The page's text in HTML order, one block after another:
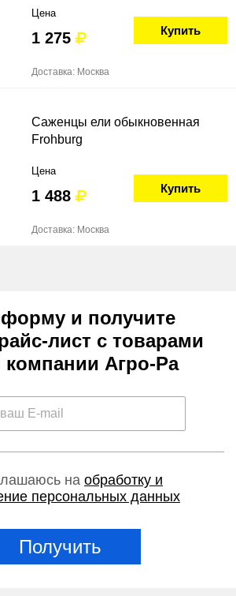
Цена
1 275 Купить
Доставка: Москва
Саженцы ели обыкновенная
Frohburg
Цена
1 488 Купить
Доставка: Москва
и получите
лист с товарами
компании Агро-Ра
на обработку и
персональных данных
Получить